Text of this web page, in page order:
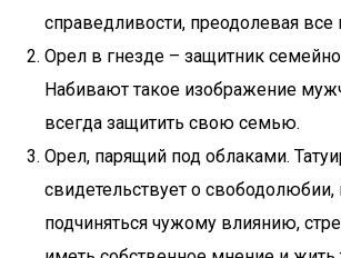
справедливости, преодолевая все
Орел в гнезде – защитник
Набивают такое изображение
всегда защитить свою семью.
Орел, парящий под облаками.
свидетельствует о
подчиняться чужому влиянию,